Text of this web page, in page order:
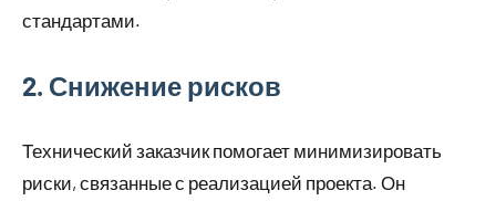
стандартами.
2. Снижение рисков
Технический заказчик помогает минимизировать
риски, связанные с реализацией проекта. Он